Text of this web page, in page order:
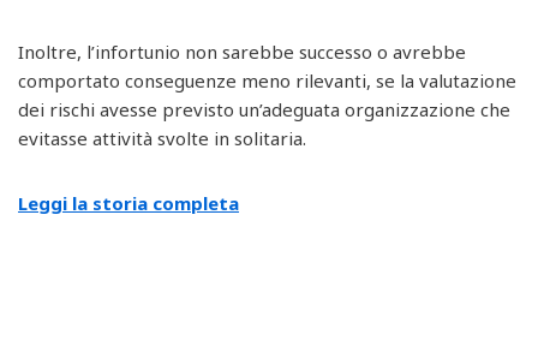
Inoltre, l’infortunio non sarebbe successo o avrebbe
comportato conseguenze meno rilevanti, se la valutazione
dei rischi avesse previsto un’adeguata organizzazione che
evitasse attività svolte in solitaria.
Leggi la storia completa